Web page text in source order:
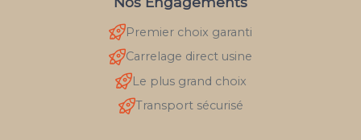
Premier choix garanti
Carrelage direct usine
Le plus grand choix
Transport sécurisé